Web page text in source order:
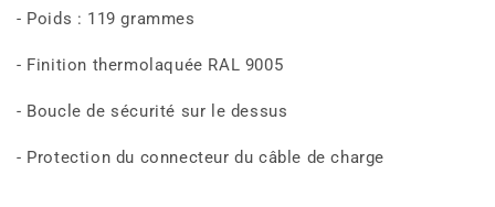
- Poids : 119 grammes
- Finition thermolaquée RAL 9005
- Boucle de sécurité sur le dessus
- Protection du connecteur du câble de charge